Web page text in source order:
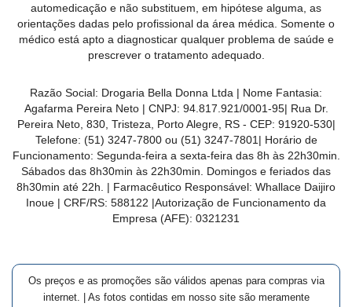
MAIS
PRÓXIMA
DO
CLIENTE
automedicação e não substituem, em hipótese alguma, as
orientações dadas pelo profissional da área médica. Somente o
médico está apto a diagnosticar qualquer problema de saúde e
prescrever o tratamento adequado.
Razão Social: Drogaria Bella Donna Ltda | Nome Fantasia:
Agafarma Pereira Neto | CNPJ: 94.817.921/0001-95| Rua Dr.
Pereira Neto, 830, Tristeza, Porto Alegre, RS - CEP: 91920-530|
Telefone: (51) 3247-7800 ou (51) 3247-7801 | Horário de
Funcionamento: Segunda-feira a sexta-feira das 8h às 22h30min.
Sábados das 8h30min às 22h30min. Domingos e feriados das
8h30min até 22h. | Farmacêutico Responsável: Whallace Daijiro
Inoue | CRF/RS: 588122 |Autorização de Funcionamento da
Empresa (AFE): 0321231
Os preços e as promoções são válidos apenas para compras via
internet. | As fotos contidas em nosso site são meramente